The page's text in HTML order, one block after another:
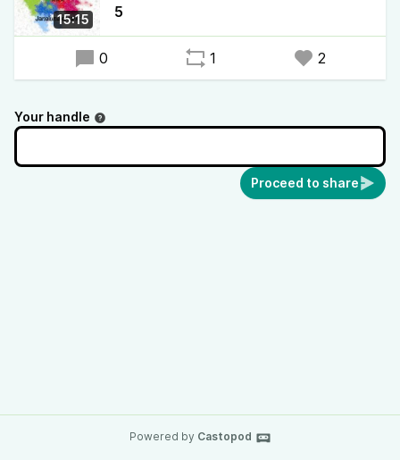
15:15
5
0 1 2
Your handle
Proceed to share
Powered by Castopod